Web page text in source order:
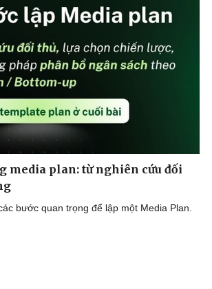
Công nghệ
Sành điệu
Tin Công nghệ
Trải nghiệm
Chuyển đổi số
media plan: từ nghiên cứu đối
bước quan trọng để lập một Media Plan.